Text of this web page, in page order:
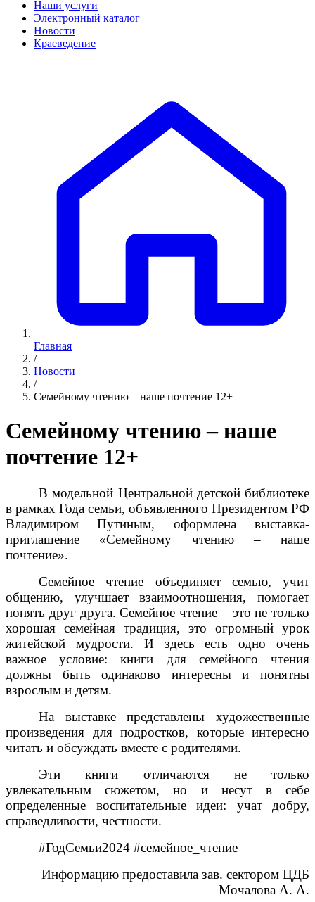
Наши услуги
Электронный каталог
Новости
Краеведение
Главная
/
Новости
/
Семейному чтению – наше почтение 12+
Семейному чтению – наше
почтение 12+
В модельной Центральной детской библиотеке
в рамках Года семьи, объявленного Президентом РФ
Владимиром Путиным, оформлена выставка-
приглашение «Семейному чтению – наше
почтение».
Семейное чтение объединяет семью, учит
общению, улучшает взаимоотношения, помогает
понять друг друга. Семейное чтение – это не только
хорошая семейная традиция, это огромный урок
житейской мудрости. И здесь есть одно очень
важное условие: книги для семейного чтения
должны быть одинаково интересны и понятны
взрослым и детям.
На выставке представлены художественные
произведения для подростков, которые интересно
читать и обсуждать вместе с родителями.
Эти книги отличаются не только
увлекательным сюжетом, но и несут в себе
определенные воспитательные идеи: учат добру,
справедливости, честности.
#ГодСемьи2024#семейное_чтение
Информацию предоставила зав. сектором ЦДБ
Мочалова А. А.